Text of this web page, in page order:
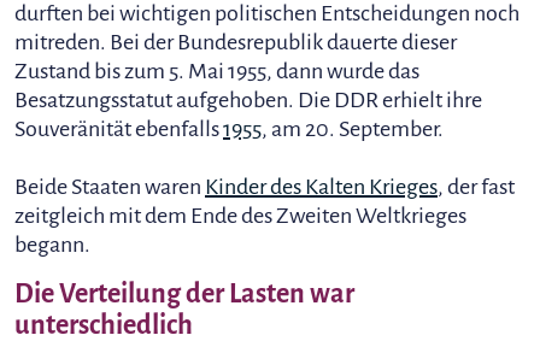
durften bei wichtigen politischen Entscheidungen noch
mitreden. Bei der Bundesrepublik dauerte dieser
Zustand bis zum 5. Mai 1955, dann wurde das
Besatzungsstatut aufgehoben. Die DDR erhielt ihre
Souveränität ebenfalls1955, am 20. September.
Beide Staaten waren Kinder des Kalten Krieges, der fast
zeitgleich mit dem Ende des Zweiten Weltkrieges
begann.
Die Verteilung der Lasten war
unterschiedlich